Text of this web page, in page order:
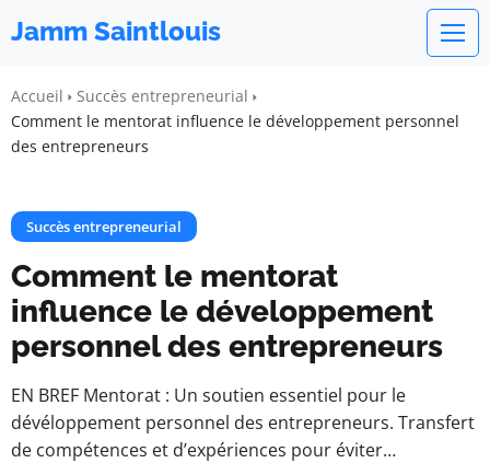
Jamm Saintlouis
Accueil
Succès entrepreneurial
Comment le mentorat influence le développement personnel
des entrepreneurs
Succès entrepreneurial
Comment le mentorat
influence le développement
personnel des entrepreneurs
EN BREF Mentorat : Un soutien essentiel pour le
dévéloppement personnel des entrepreneurs. Transfert
de compétences et d’expériences pour éviter…